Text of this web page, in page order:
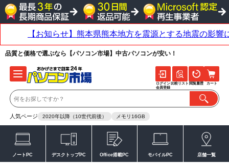
品質と価格で選ぶなら【パソコン市場】中古パソコンが安い！
人気ページ 2020年以降（10世代前後） メモリ16GB
ログイン
会員登録
比較リスト 閲覧履歴 カート
ノートPC デスクトップPC Office搭載PC モバイルPC 店舗一覧